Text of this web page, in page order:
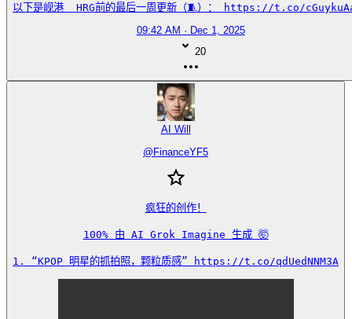
以下是岘港  HRG前的最后一周更新（🧵）： https://t.co/
09:42 AM · Dec 1, 2025
20
AI Will
@FinanceYF5
疯狂的创作！
100% 由 AI Grok Imagine 生成 🤯
1. “KPOP 明星的抓拍照，颗粒质感” https://t.co/qdUedNNM3A